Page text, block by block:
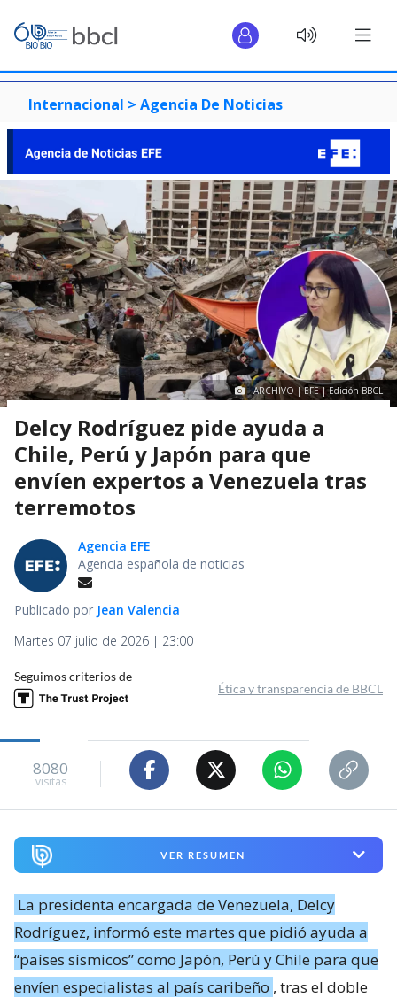
Internacional > Agencia De Noticias
ARCHIVO | EFE | Edición BBCL
Delcy Rodríguez pide ayuda a
Chile, Perú y Japón para que
envíen expertos a Venezuela tras
terremotos
Agencia EFE
Agencia española de noticias
Publicado por Jean Valencia
Martes 07 julio de 2026 | 23:00
Seguimos criterios de
Ética y transparencia de BBCL
8080
visitas
VER RESUMEN
La presidenta encargada de Venezuela, Delcy
Rodríguez, informó este martes que pidió ayuda a
“países sísmicos” como Japón, Perú y Chile para que
envíen especialistas al país caribeño , tras el doble